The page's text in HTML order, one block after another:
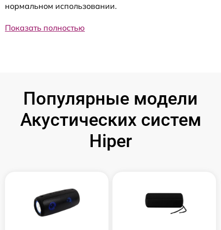
нормальном использовании.
Показать полностью
Популярные модели
Акустических систем
Hiper